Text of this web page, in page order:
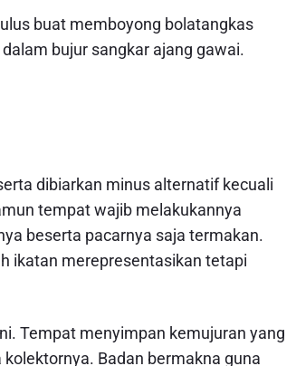
buat memboyong bolatangkas
bujur sangkar ajang gawai.
dibiarkan minus alternatif kecuali
tempat wajib melakukannya
beserta pacarnya saja termakan.
ikatan merepresentasikan tetapi
Tempat menyimpan kemujuran yang
Badan bermakna guna